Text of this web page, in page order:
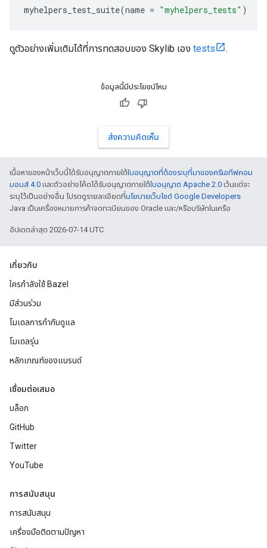
myhelpers_test_suite(name = "myhelpers_tests" )
ดูตัวอย่างเพิ่มเติมได้ที่การทดสอบของ Skylib เอง tests .
ข้อมูลนี้มีประโยชน์ไหม
ส่งความคิดเห็น
เนื้อหาของหน้าเว็บนี้ได้รับอนุญาตภายใต้ใบอนุญาตที่ต้องระบุที่มาของครีเอทีฟคอม
มอนส์ 4.0 และตัวอย่างโค้ดได้รับอนุญาตภายใต้ใบอนุญาต Apache 2.0 เว้นแต่จะ
ระบุไว้เป็นอย่างอื่น โปรดดูรายละเอียดที่นโยบายเว็บไซต์ Google Developers
Java เป็นเครื่องหมายการค้าจดทะเบียนของ Oracle และ/หรือบริษัทในเครือ
อัปเดตล่าสุด 2026-07-14 UTC
เกี่ยวกับ
ใครกำลังใช้ Bazel
มีส่วนร่วม
โมเดลการกำกับดูแล
โมเดลรุ่น
หลักเกณฑ์ของแบรนด์
เชื่อมต่อเสมอ
บล็อก
GitHub
Twitter
YouTube
การสนับสนุน
การสนับสนุน
เครื่องมือติดตามปัญหา